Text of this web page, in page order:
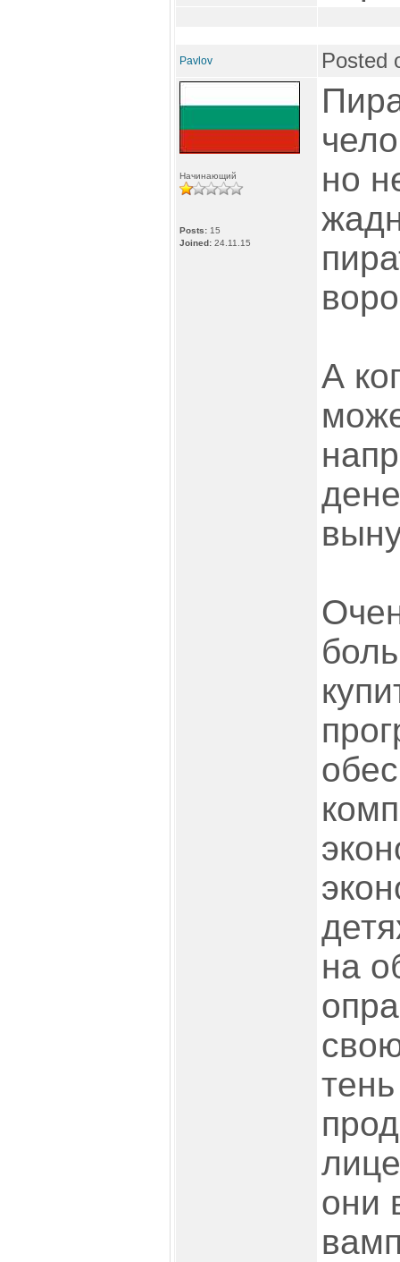
Pavlov Posted
Начинающий
Posts: 15
Joined: 24.11.15
но
А
на
они